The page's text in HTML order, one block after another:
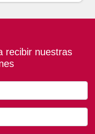
recibir nuestras